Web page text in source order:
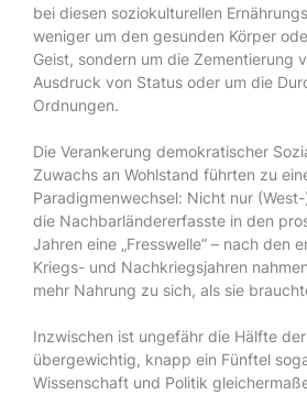
bei diesen soziokulturellen
weniger um den gesunden Körper
Geist, sondern um die Zementierung
Ausdruck von Status oder um die
Ordnungen.
Die Verankerung demokratischer
Zuwachs an Wohlstand führten zu
Paradigmenwechsel: Nicht nur
die Nachbarländererfasste in den
Jahren eine „Fresswelle“ – nach den
Kriegs- und Nachkriegsjahren
mehr Nahrung zu sich, als sie
Inzwischen ist ungefähr die Hälfte
übergewichtig, knapp ein Fünftel
Wissenschaft und Politik